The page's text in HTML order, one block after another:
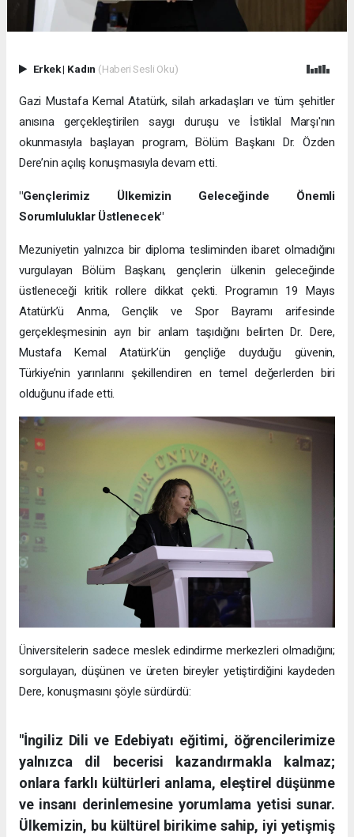
Erkek| Kadın (Haberi Sesli Oku)
Gazi Mustafa Kemal Atatürk, silah arkadaşları ve tüm şehitler
anısına gerçekleştirilen saygı duruşu ve İstiklal Marşı'nın
okunmasıyla başlayan program, Bölüm Başkanı Dr. Özden
Dere’nin açılış konuşmasıyla devam etti.
"Gençlerimiz Ülkemizin Geleceğinde Önemli
Sorumluluklar Üstlenecek"
Mezuniyetin yalnızca bir diploma tesliminden ibaret olmadığını
vurgulayan Bölüm Başkanı, gençlerin ülkenin geleceğinde
üstleneceği kritik rollere dikkat çekti. Programın 19 Mayıs
Atatürk’ü Anma, Gençlik ve Spor Bayramı arifesinde
gerçekleşmesinin ayrı bir anlam taşıdığını belirten Dr. Dere,
Mustafa Kemal Atatürk’ün gençliğe duyduğu güvenin,
Türkiye’nin yarınlarını şekillendiren en temel değerlerden biri
olduğunu ifade etti.
Üniversitelerin sadece meslek edindirme merkezleri olmadığını;
sorgulayan, düşünen ve üreten bireyler yetiştirdiğini kaydeden
Dere, konuşmasını şöyle sürdürdü:
"İngiliz Dili ve Edebiyatı eğitimi, öğrencilerimize
yalnızca dil becerisi kazandırmakla kalmaz;
onlara farklı kültürleri anlama, eleştirel düşünme
ve insanı derinlemesine yorumlama yetisi sunar.
Ülkemizin, bu kültürel birikime sahip, iyi yetişmiş